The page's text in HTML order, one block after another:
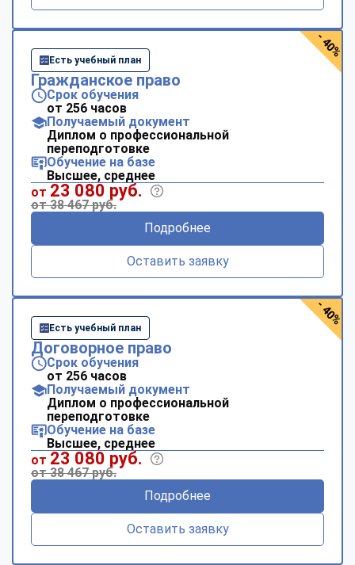
Есть учебный план
Гражданское право
Срок обучения
от 256 часов
Получаемый документ
Диплом о профессиональной
переподготовке
Обучение на базе
Высшее, среднее
от 23 080 руб.
от 38 467 руб.
Подробнее
Оставить заявку
- 40%
Есть учебный план
Договорное право
Срок обучения
от 256 часов
Получаемый документ
Диплом о профессиональной
переподготовке
Обучение на базе
Высшее, среднее
от 23 080 руб.
от 38 467 руб.
Подробнее
Оставить заявку
- 40%